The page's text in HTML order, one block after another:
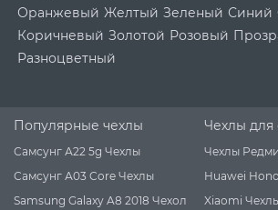
Оранжевый Желтый Зеленый Синий
Коричневый Золотой Розовый
Разноцветный
Популярные чехлы
Самсунг А22 5g Чехлы
Самсунг А03 Core Чехлы
Samsung Galaxy A8 2018 Чехол
Чехлы для
Чехлы
Huawei
Xiaomi